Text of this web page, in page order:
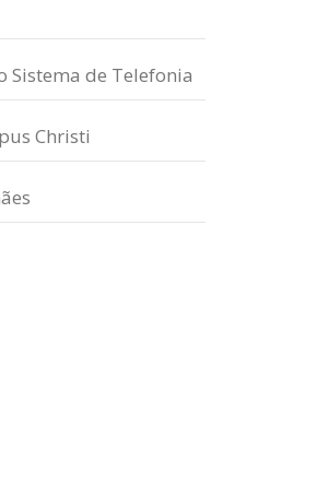
Sistema de Telefonia
Christi